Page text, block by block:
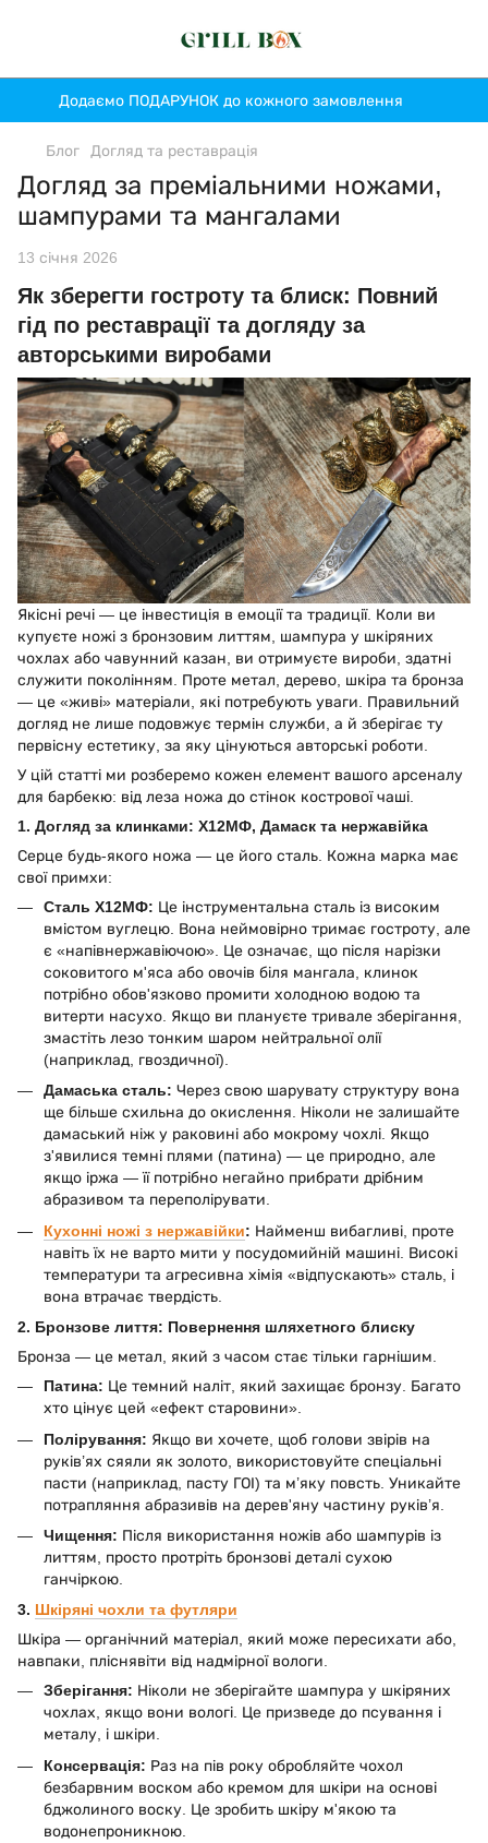
Додаємо ПОДАРУНОК до кожного замовлення
Блог Догляд та реставрація
Догляд за преміальними ножами,
шампурами та мангалами
13 січня 2026
Як зберегти гостроту та блиск: Повний
гід по реставрації та догляду за
авторськими виробами
Якісні речі — це інвестиція в емоції та традиції. Коли ви
купуєте ножі з бронзовим литтям, шампура у шкіряних
чохлах або чавунний казан, ви отримуєте вироби, здатні
служити поколінням. Проте метал, дерево, шкіра та бронза
— це «живі» матеріали, які потребують уваги. Правильний
догляд не лише подовжує термін служби, а й зберігає ту
первісну естетику, за яку цінуються авторські роботи.
У цій статті ми розберемо кожен елемент вашого арсеналу
для барбекю: від леза ножа до стінок кострової чаші.
1. Догляд за клинками: Х12МФ, Дамаск та нержавійка
Серце будь-якого ножа — це його сталь. Кожна марка має
свої примхи:
Сталь Х12МФ: Це інструментальна сталь із високим
вмістом вуглецю. Вона неймовірно тримає гостроту, але
є «напівнержавіючою». Це означає, що після нарізки
соковитого м'яса або овочів біля мангала, клинок
потрібно обов'язково промити холодною водою та
витерти насухо. Якщо ви плануєте тривале зберігання,
змастіть лезо тонким шаром нейтральної олії
(наприклад, гвоздичної).
Дамаська сталь: Через свою шарувату структуру вона
ще більше схильна до окислення. Ніколи не залишайте
дамаський ніж у раковині або мокрому чохлі. Якщо
з'явилися темні плями (патина) — це природно, але
якщо іржа — її потрібно негайно прибрати дрібним
абразивом та переполірувати.
Кухонні ножі з нержавійки: Найменш вибагливі, проте
навіть їх не варто мити у посудомийній машині. Високі
температури та агресивна хімія «відпускають» сталь, і
вона втрачає твердість.
2. Бронзове лиття: Повернення шляхетного блиску
Бронза — це метал, який з часом стає тільки гарнішим.
Патина: Це темний наліт, який захищає бронзу. Багато
хто цінує цей «ефект старовини».
Полірування: Якщо ви хочете, щоб голови звірів на
руків’ях сяяли як золото, використовуйте спеціальні
пасти (наприклад, пасту ГОІ) та м’яку повсть. Уникайте
потрапляння абразивів на дерев'яну частину руків’я.
Чищення: Після використання ножів або шампурів із
литтям, просто протріть бронзові деталі сухою
ганчіркою.
3. Шкіряні чохли та футляри
Шкіра — органічний матеріал, який може пересихати або,
навпаки, пліснявіти від надмірної вологи.
Зберігання: Ніколи не зберігайте шампура у шкіряних
чохлах, якщо вони вологі. Це призведе до псування і
металу, і шкіри.
Консервація: Раз на пів року обробляйте чохол
безбарвним воском або кремом для шкіри на основі
бджолиного воску. Це зробить шкіру м'якою та
водонепроникною.